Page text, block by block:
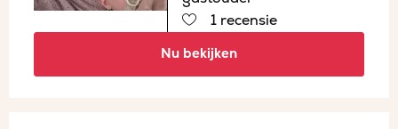
1 recensie
Nu bekijken